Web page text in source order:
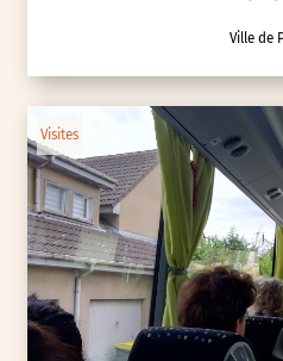
Ville de
Visites